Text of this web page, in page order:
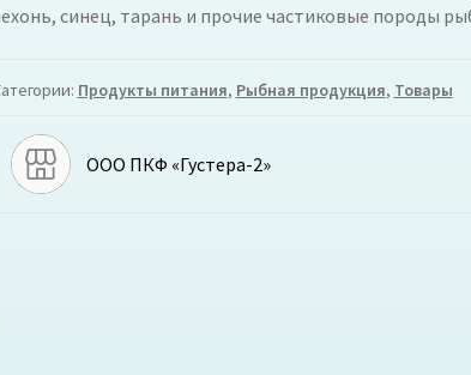
синец, тарань и прочие частиковые породы
Продукты питания, Рыбная продукция, Товары
ООО ПКФ «Густера-2»